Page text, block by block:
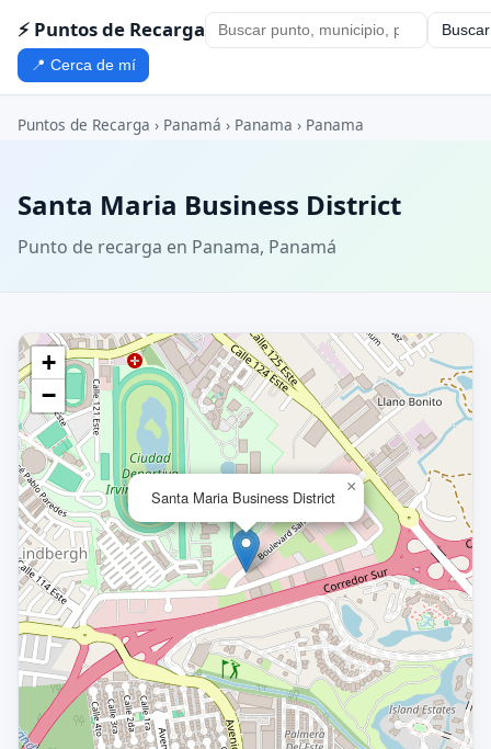
⚡ Puntos de Recarga Buscar
📍 Cerca de mí
Puntos de Recarga › Panamá › Panama › Panama
Santa Maria Business District
Punto de recarga en Panama, Panamá
Santa Maria Business District
×
+
−